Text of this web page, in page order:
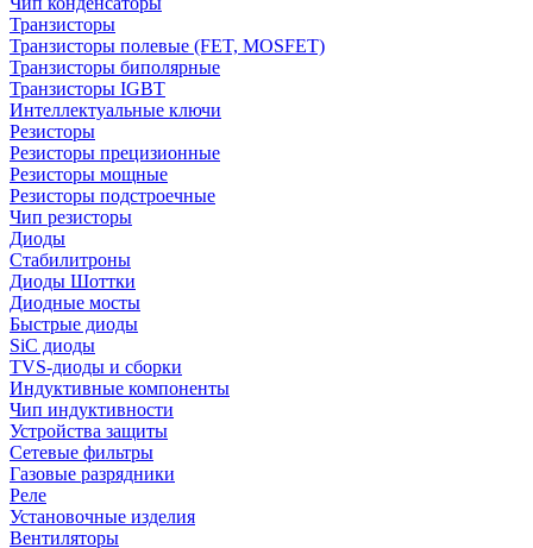
Транзисторы
Транзисторы полевые (FET, MOSFET)
Транзисторы биполярные
Транзисторы IGBT
Интеллектуальные ключи
Резисторы
Резисторы прецизионные
Резисторы мощные
Резисторы подстроечные
Чип резисторы
Диоды
Стабилитроны
Диоды Шоттки
Диодные мосты
Быстрые диоды
SiC диоды
TVS-диоды и сборки
Индуктивные компоненты
Чип индуктивности
Устройства защиты
Сетевые фильтры
Газовые разрядники
Реле
Установочные изделия
Вентиляторы